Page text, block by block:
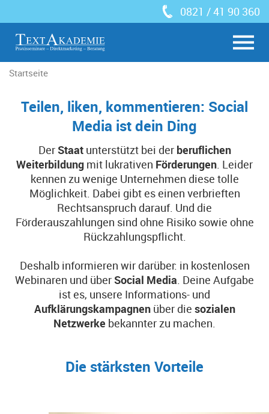
0821 / 41 90 360
Startseite
Teilen, liken, kommentieren: Social
Media ist dein Ding
DerStaatunterstützt bei der beruflichen
Weiterbildung mit lukrativen Förderungen. Leider
kennen zu wenige Unternehmen diese tolle
Möglichkeit. Dabei gibt es einen verbrieften
Rechtsanspruch darauf. Und die
Förderauszahlungen sind ohne Risiko sowie ohne
Rückzahlungspflicht.
Deshalb informieren wir darüber: in kostenlosen
Webinaren und überSocial Media. Deine Aufgabe
ist es, unsere Informations- und
Aufklärungskampagnen über die sozialen
Netzwerke bekannter zu machen.
Die stärksten Vorteile